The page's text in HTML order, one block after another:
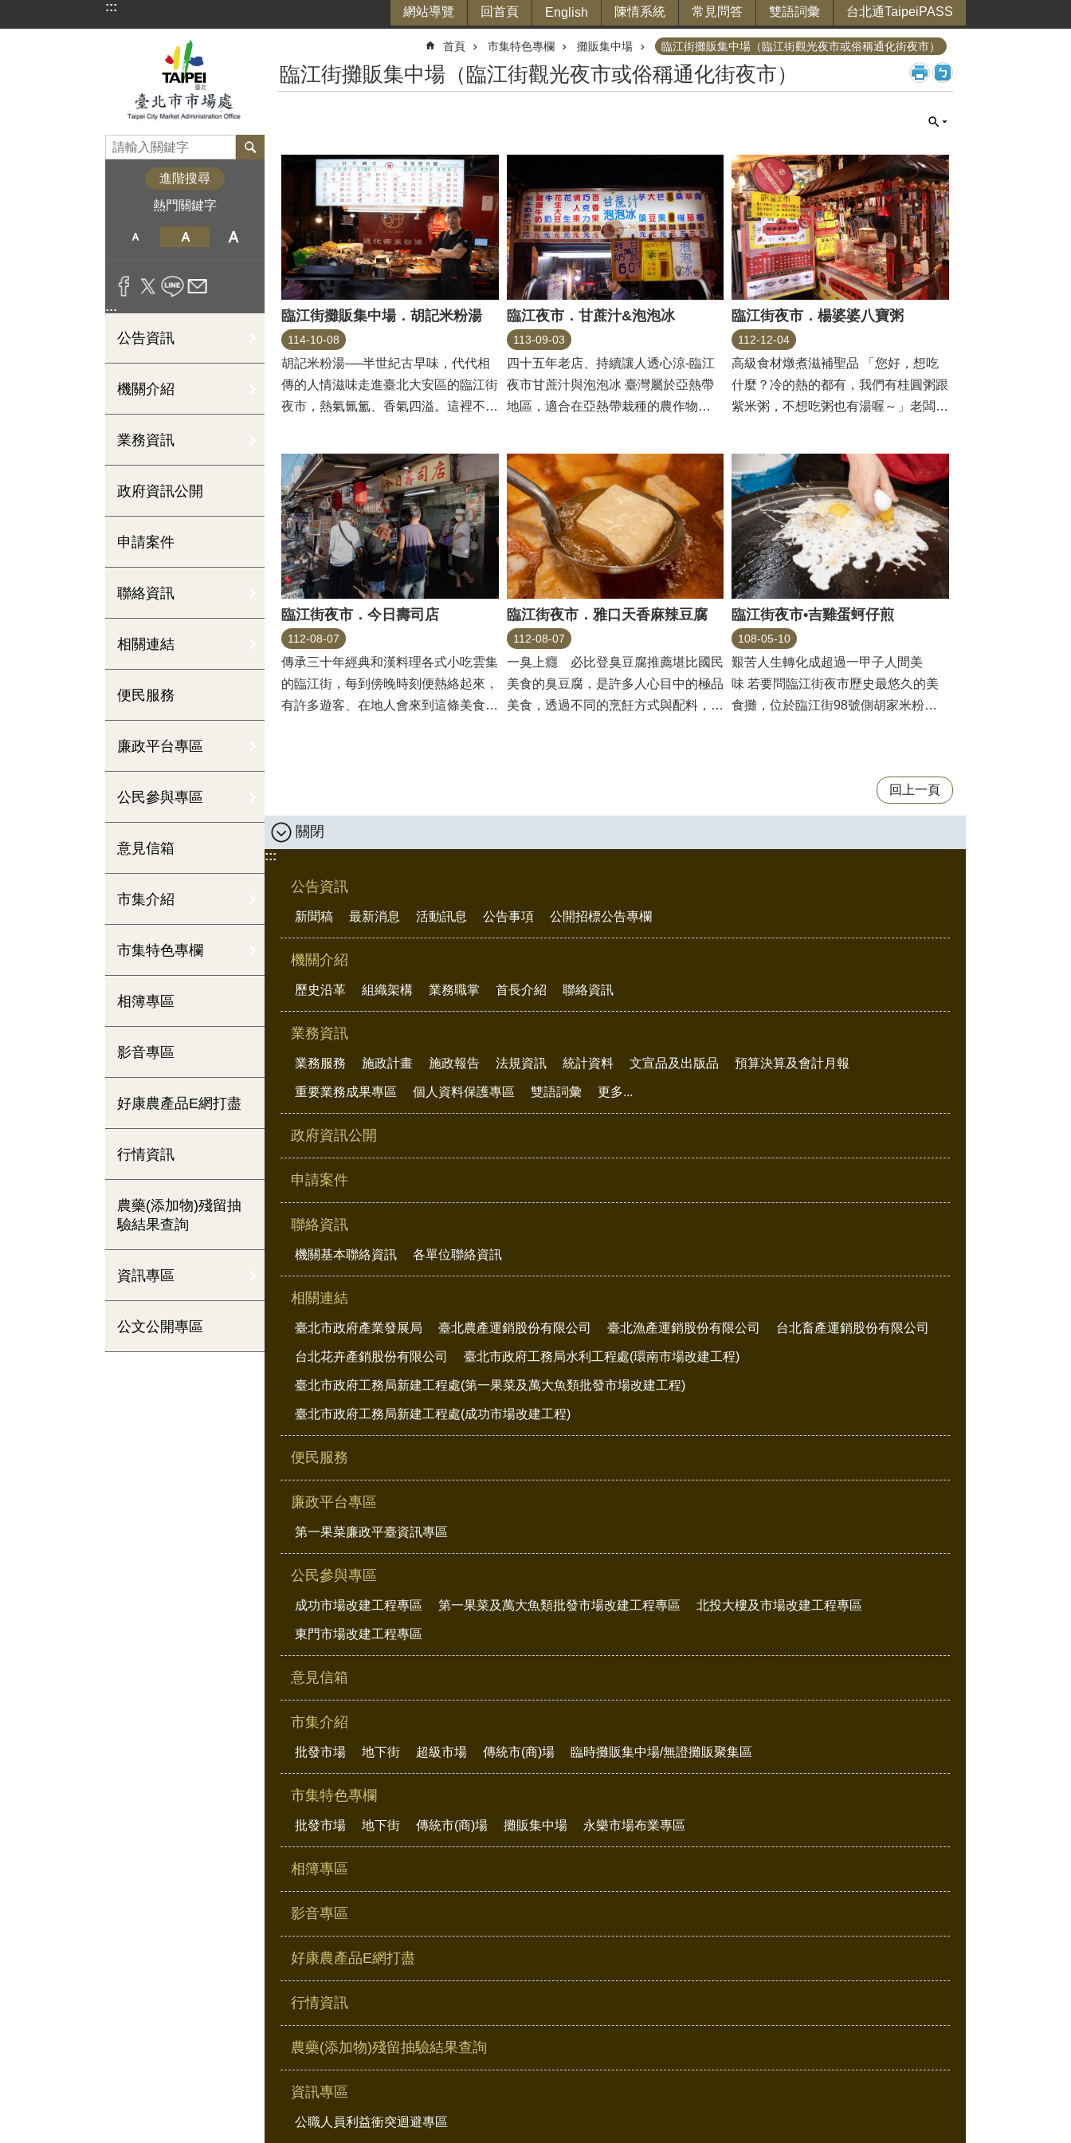
跳到主要內容區塊
::: 網站導覽 回首頁 English 陳情系統 常見問答 雙語詞彙 台北通TaipeiPASS
進階搜尋
熱門關鍵字
:::
公告資訊
機關介紹
業務資訊
政府資訊公開
申請案件
聯絡資訊
相關連結
便民服務
廉政平台專區
公民參與專區
意見信箱
市集介紹
市集特色專欄
相簿專區
影音專區
好康農產品E網打盡
行情資訊
農藥(添加物)殘留抽
驗結果查詢
資訊專區
公文公開專區
首頁 市集特色專欄 攤販集中場 臨江街攤販集中場（臨江街觀光夜市或俗稱通化街夜市）
臨江街攤販集中場（臨江街觀光夜市或俗稱通化街夜市）
臨江街攤販集中場．胡記米粉湯
114-10-08
胡記米粉湯──半世紀古早味，代代相
傳的人情滋味走進臺北大安區的臨江街
夜市，熱氣氤氳、香氣四溢。這裡不僅
臨江夜市．甘蔗汁&泡泡冰
113-09-03
四十五年老店、持續讓人透心涼‐臨江
夜市甘蔗汁與泡泡冰 臺灣屬於亞熱帶
地區，適合在亞熱帶栽種的農作物
臨江街夜市．楊婆婆八寶粥
112-12-04
高級食材燉煮滋補聖品 「您好，想吃
什麼？冷的熱的都有，我們有桂圓粥跟
紫米粥，不想吃粥也有湯喔～」老闆掀
臨江街夜市．今日壽司店
112-08-07
傳承三十年經典和漢料理各式小吃雲集
的臨江街，每到傍晚時刻便熱絡起來，
有許多遊客、在地人會來到這條美食大
臨江街夜市．雅口天香麻辣豆腐
112-08-07
一臭上癮 必比登臭豆腐推薦堪比國民
美食的臭豆腐，是許多人心目中的極品
美食，透過不同的烹飪方式與配料，臭
臨江街夜市•吉雞蛋蚵仔煎
108-05-10
艱苦人生轉化成超過一甲子人間美
味 若要問臨江街夜市歷史最悠久的美
食攤，位於臨江街98號側胡家米粉湯
回上一頁
關閉
:::
公告資訊
新聞稿 最新消息 活動訊息 公告事項 公開招標公告專欄
機關介紹
歷史沿革 組織架構 業務職掌 首長介紹 聯絡資訊
業務資訊
業務服務 施政計畫 施政報告 法規資訊 統計資料 文宣品及出版品 預算決算及會計月報
重要業務成果專區 個人資料保護專區 雙語詞彙 更多...
政府資訊公開
申請案件
聯絡資訊
機關基本聯絡資訊 各單位聯絡資訊
相關連結
臺北市政府產業發展局 臺北農產運銷股份有限公司 臺北漁產運銷股份有限公司 台北畜產運銷股份有限公司
台北花卉產銷股份有限公司 臺北市政府工務局水利工程處(環南市場改建工程)
臺北市政府工務局新建工程處(第一果菜及萬大魚類批發市場改建工程)
臺北市政府工務局新建工程處(成功市場改建工程)
便民服務
廉政平台專區
第一果菜廉政平臺資訊專區
公民參與專區
成功市場改建工程專區 第一果菜及萬大魚類批發市場改建工程專區 北投大樓及市場改建工程專區
東門市場改建工程專區
意見信箱
市集介紹
批發市場 地下街 超級市場 傳統市(商)場 臨時攤販集中場/無證攤販聚集區
市集特色專欄
批發市場 地下街 傳統市(商)場 攤販集中場 永樂市場布業專區
相簿專區
影音專區
好康農產品E網打盡
行情資訊
農藥(添加物)殘留抽驗結果查詢
資訊專區
公職人員利益衝突迴避專區